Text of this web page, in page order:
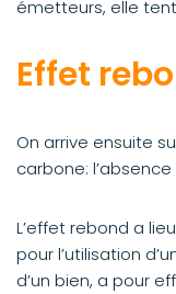
émetteurs, elle
Effet
On arrive ensuite
carbone:
L’effet rebond a
pour l’utilisation
d’un bien, a pour